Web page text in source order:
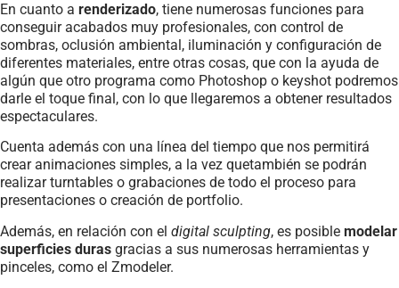
En cuanto a renderizado, tiene numerosas funciones para
conseguir acabados muy profesionales, con control de
sombras, oclusión ambiental, iluminación y configuración de
diferentes materiales, entre otras cosas, que con la ayuda de
algún que otro programa como Photoshop o keyshot podremos
darle el toque final, con lo que llegaremos a obtener resultados
espectaculares.
Cuenta además con una línea del tiempo que nos permitirá
crear animaciones simples, a la vez quetambién se podrán
realizar turntables o grabaciones de todo el proceso para
presentaciones o creación de portfolio.
Además, en relación con el digital sculpting, es posible modelar
superficies duras gracias a sus numerosas herramientas y
pinceles, como el Zmodeler.